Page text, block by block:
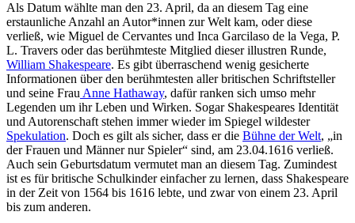
Als Datum wählte man den 23. April, da an diesem Tag eine
erstaunliche Anzahl an Autor*innen zur Welt kam, oder diese
verließ, wie Miguel de Cervantes und Inca Garcilaso de la Vega, P.
L. Travers oder das berühmteste Mitglied dieser illustren Runde,
William Shakespeare. Es gibt überraschend wenig gesicherte
Informationen über den berühmtesten aller britischen Schriftsteller
und seine Frau Anne Hathaway, dafür ranken sich umso mehr
Legenden um ihr Leben und Wirken. Sogar Shakespeares Identität
und Autorenschaft stehen immer wieder im Spiegel wildester
Spekulation. Doch es gilt als sicher, dass er die Bühne der Welt, „in
der Frauen und Männer nur Spieler“ sind, am 23.04.1616 verließ.
Auch sein Geburtsdatum vermutet man an diesem Tag. Zumindest
ist es für britische Schulkinder einfacher zu lernen, dass Shakespeare
in der Zeit von 1564 bis 1616 lebte, und zwar von einem 23. April
bis zum anderen.